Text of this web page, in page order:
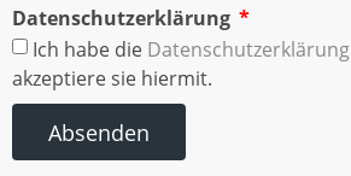
Datenschutzerklärung
Ich habe die Datenschutzerklärung
akzeptiere sie hiermit.
Absenden